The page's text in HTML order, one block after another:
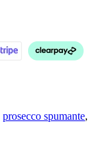
prosecco spumante,